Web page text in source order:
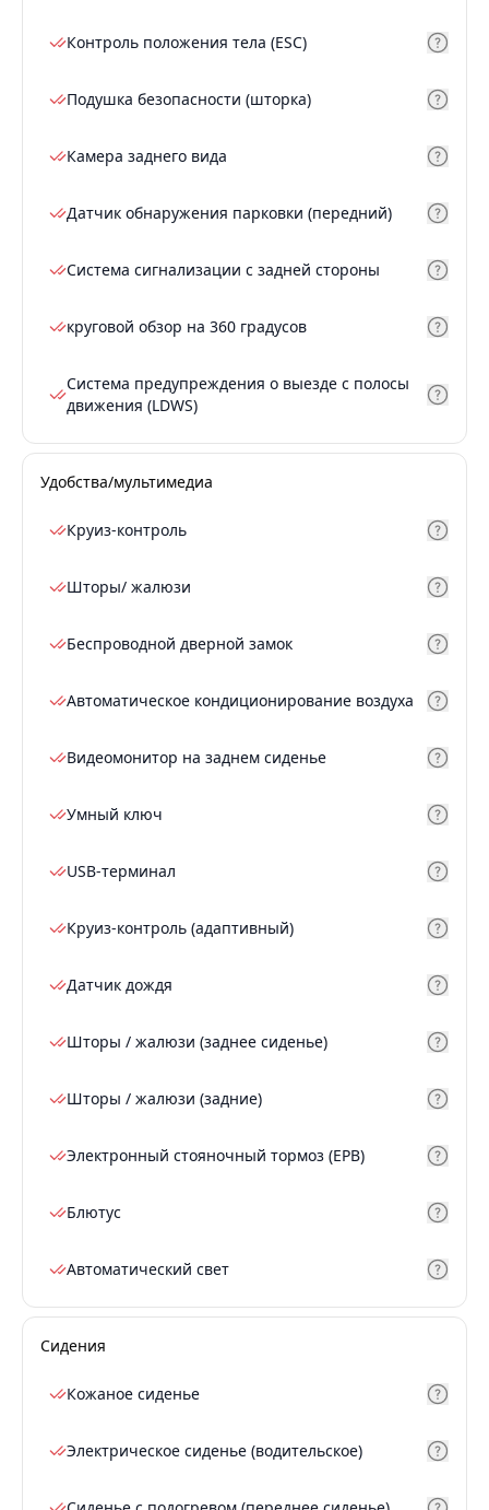
Контроль положения тела (ESC)
Подушка безопасности (шторка)
Камера заднего вида
Датчик обнаружения парковки (передний)
Система сигнализации с задней стороны
круговой обзор на 360 градусов
Система предупреждения о выезде с полосы
движения (LDWS)
Удобства/мультимедиа
Круиз-контроль
Шторы/ жалюзи
Беспроводной дверной замок
Автоматическое кондиционирование воздуха
Видеомонитор на заднем сиденье
Умный ключ
USB-терминал
Круиз-контроль (адаптивный)
Датчик дождя
Шторы / жалюзи (заднее сиденье)
Шторы / жалюзи (задние)
Электронный стояночный тормоз (EPB)
Блютус
Автоматический свет
Сидения
Кожаное сиденье
Электрическое сиденье (водительское)